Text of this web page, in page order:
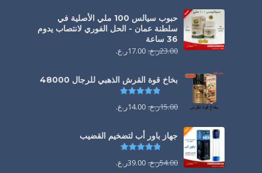
حبوب سيالس 100 ملي الأصلية في
سلطنة عمان - الحل الفوري لانتصاب يدوم
36 ساعة
23.00ر.ع. 17.00ر.ع.
بخاخ قوة القرش الذهبي للرجال 48000
تم التقييم
15.00ر.ع. 14.00ر.ع.
جهاز باور أب لتضخيم القضيب
تم التقييم
54.00ر.ع. 39.00ر.ع.